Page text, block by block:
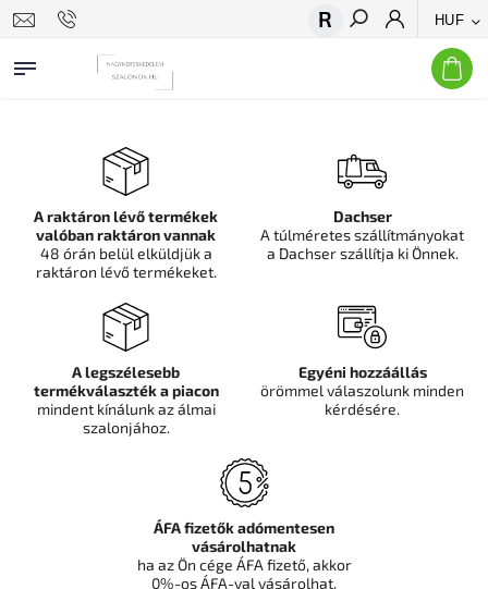
HUF
Keresés
A raktáron lévő termékek
valóban raktáron vannak
48 órán belül elküldjük a
raktáron lévő termékeket.
Dachser
A túlméretes szállítmányokat
a Dachser szállítja ki Önnek.
A legszélesebb
termékválaszték a piacon
mindent kínálunk az álmai
szalonjához.
Egyéni hozzáállás
örömmel válaszolunk minden
kérdésére.
ÁFA fizetők adómentesen
vásárolhatnak
ha az Ön cége ÁFA fizető, akkor
0%-os ÁFA-val vásárolhat.